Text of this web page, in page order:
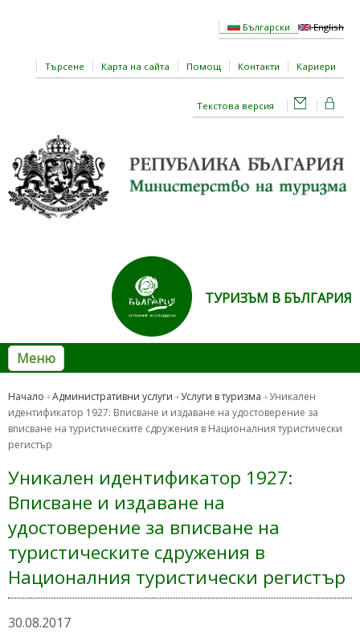
Български English
Търсене Карта на сайта Помощ Контакти Кариери
Текстова версия
ТУРИЗЪМ В БЪЛГАРИЯ
Меню
Начало Административни услуги Услуги в туризма
Уникален
идентификатор 1927: Вписване и издаване на удостоверение за
вписване на туристическите сдружения в Националния туристически
регистър
Уникален идентификатор 1927:
Вписване и издаване на
удостоверение за вписване на
туристическите сдружения в
Националния туристически регистър
30.08.2017